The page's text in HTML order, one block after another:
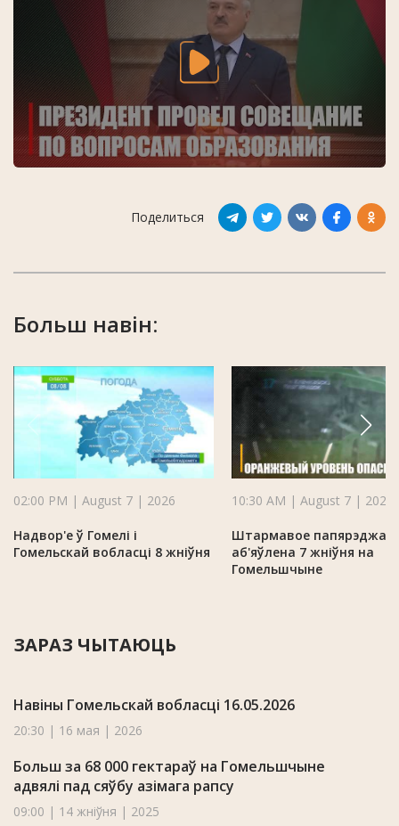
Поделиться
Больш навін:
02:00 PM | August 7 | 2026
Надвор'е ў Гомелі і
Гомельскай вобласці 8 жніўня
10:30 AM | August 7 | 2026
Штармавое
аб'яўлена 7 жніўня на
Гомельшчыне
ЗАРАЗ ЧЫТАЮЦЬ
Навіны Гомельскай вобласці 16.05.2026
20:30 | 16 мая | 2026
Больш за 68 000 гектараў на Гомельшчыне
адвялі пад сяўбу азімага рапсу
09:00 | 14 жніўня | 2025